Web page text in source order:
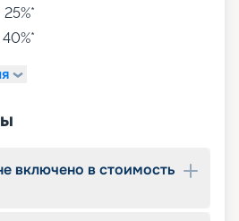
включено в стоимость